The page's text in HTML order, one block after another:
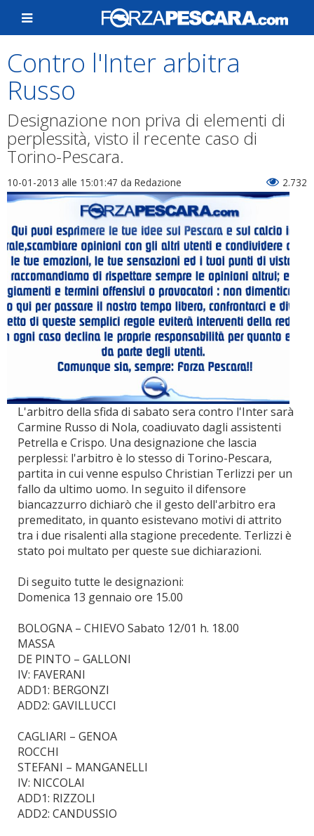
Contro l'Inter arbitra
Russo
Designazione non priva di elementi di
perplessità, visto il recente caso di
Torino-Pescara.
10-01-2013 alle 15:01:47 da Redazione 2.732
L'arbitro della sfida di sabato sera contro l'Inter sarà
Carmine Russo di Nola, coadiuvato dagli assistenti
Petrella e Crispo. Una designazione che lascia
perplessi: l'arbitro è lo stesso di Torino-Pescara,
partita in cui venne espulso Christian Terlizzi per un
fallo da ultimo uomo. In seguito il difensore
biancazzurro dichiarò che il gesto dell'arbitro era
premeditato, in quanto esistevano motivi di attrito
tra i due risalenti alla stagione precedente. Terlizzi è
stato poi multato per queste sue dichiarazioni.
Di seguito tutte le designazioni:
Domenica 13 gennaio ore 15.00
BOLOGNA – CHIEVO Sabato 12/01 h. 18.00
MASSA
DE PINTO – GALLONI
IV: FAVERANI
ADD1: BERGONZI
ADD2: GAVILLUCCI
CAGLIARI – GENOA
ROCCHI
STEFANI – MANGANELLI
IV: NICCOLAI
ADD1: RIZZOLI
ADD2: CANDUSSIO